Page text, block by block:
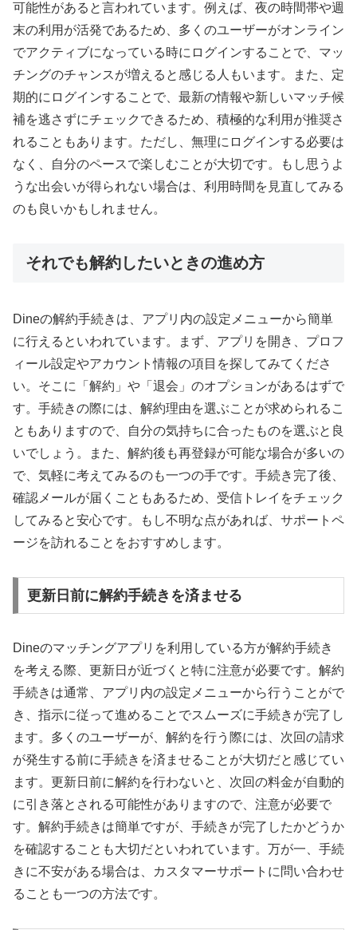
可能性があると言われています。例えば、夜の時間帯や週
末の利用が活発であるため、多くのユーザーがオンライン
でアクティブになっている時にログインすることで、マッ
チングのチャンスが増えると感じる人もいます。また、定
期的にログインすることで、最新の情報や新しいマッチ候
補を逃さずにチェックできるため、積極的な利用が推奨さ
れることもあります。ただし、無理にログインする必要は
なく、自分のペースで楽しむことが大切です。もし思うよ
うな出会いが得られない場合は、利用時間を見直してみる
のも良いかもしれません。
それでも解約したいときの進め方
Dineの解約手続きは、アプリ内の設定メニューから簡単
に行えるといわれています。まず、アプリを開き、プロフ
ィール設定やアカウント情報の項目を探してみてくださ
い。そこに「解約」や「退会」のオプションがあるはずで
す。手続きの際には、解約理由を選ぶことが求められるこ
ともありますので、自分の気持ちに合ったものを選ぶと良
いでしょう。また、解約後も再登録が可能な場合が多いの
で、気軽に考えてみるのも一つの手です。手続き完了後、
確認メールが届くこともあるため、受信トレイをチェック
してみると安心です。もし不明な点があれば、サポートペ
ージを訪れることをおすすめします。
更新日前に解約手続きを済ませる
Dineのマッチングアプリを利用している方が解約手続き
を考える際、更新日が近づくと特に注意が必要です。解約
手続きは通常、アプリ内の設定メニューから行うことがで
き、指示に従って進めることでスムーズに手続きが完了し
ます。多くのユーザーが、解約を行う際には、次回の請求
が発生する前に手続きを済ませることが大切だと感じてい
ます。更新日前に解約を行わないと、次回の料金が自動的
に引き落とされる可能性がありますので、注意が必要で
す。解約手続きは簡単ですが、手続きが完了したかどうか
を確認することも大切だといわれています。万が一、手続
きに不安がある場合は、カスタマーサポートに問い合わせ
ることも一つの方法です。